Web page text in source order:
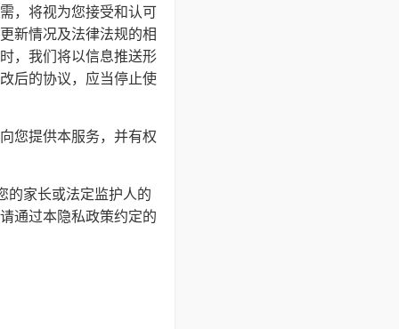
，将视为您接受和认可
新情况及法律法规的相
，我们将以信息推送形
后的协议，应当停止使
您提供本服务，并有权
的家长或法定监护人的
通过本隐私政策约定的